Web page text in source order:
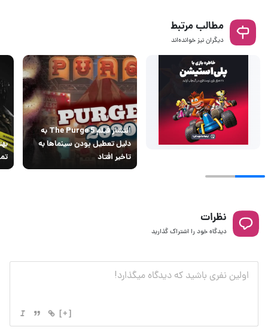
مطالب مرتبط
دیگران نیز خوانده‌اند
انتشار فیلم The Purge 5 به
دلیل تعطیل بودن سینماها به
تاخیر افتاد
نظرات
دیدگاه خود را اشتراک گذارید
[+]